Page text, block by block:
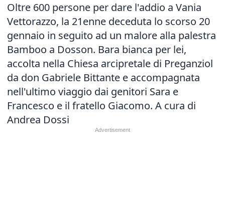
Oltre 600 persone per dare l'addio a Vania
Vettorazzo, la 21enne deceduta lo scorso 20
gennaio in seguito ad un malore alla palestra
Bamboo a Dosson. Bara bianca per lei,
accolta nella Chiesa arcipretale di Preganziol
da don Gabriele Bittante e accompagnata
nell'ultimo viaggio dai genitori Sara e
Francesco e il fratello Giacomo. A cura di
Andrea Dossi